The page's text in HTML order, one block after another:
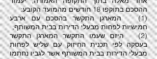
ההסכם בתוקפו 18 חודשים מהמועד הקובע:
(1) המארגן התקשר בהסכם עם ארבע
חמישיות לפחות מבעלי הדירות בבית המשותף;
(2) היזם שעמו התקשר המארגן התקשר
בעסקה לפי תכנית החיזוק עם שליש לפחות
מבעלי הדירות בבית המשותף אשר לגביו נחתמו